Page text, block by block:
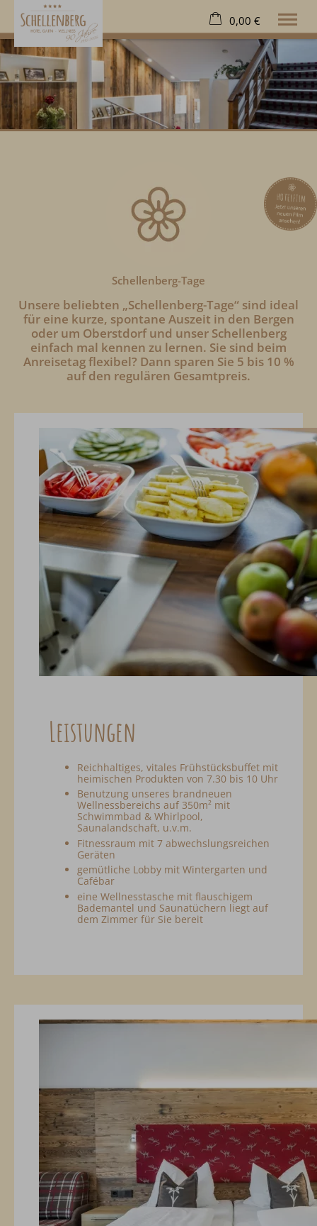
22. bis 29. August
2 Erwachsene
0,00 €
Warenkorb ist leer
Schellenberg-Tage
Unsere beliebten „Schellenberg-Tage“ sind ideal
für eine kurze, spontane Auszeit in den Bergen
oder um Oberstdorf und unser Schellenberg
einfach mal kennen zu lernen. Sie sind beim
Anreisetag flexibel? Dann sparen Sie 5 bis 10 %
auf den regulären Gesamtpreis.
Leistungen
Reichhaltiges, vitales Frühstücksbuffet mit
heimischen Produkten von 7.30 bis 10 Uhr
Benutzung unseres brandneuen
Wellnessbereichs auf 350m² mit
Schwimmbad & Whirlpool,
Saunalandschaft, u.v.m.
Fitnessraum mit 7 abwechslungsreichen
Geräten
gemütliche Lobby mit Wintergarten und
Cafébar
eine Wellnesstasche mit flauschigem
Bademantel und Saunatüchern liegt auf
dem Zimmer für Sie bereit